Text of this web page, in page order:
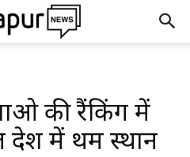
की रैंकिंग में
में प्रथम स्थान